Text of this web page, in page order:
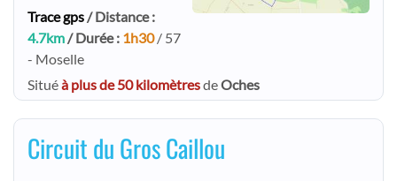
Trace gps/ Distance :
4.7km/ Durée : 1h30/ 57
- Moselle
Situéà plus de 50 kilomètresdeOches
Circuit du Gros Caillou